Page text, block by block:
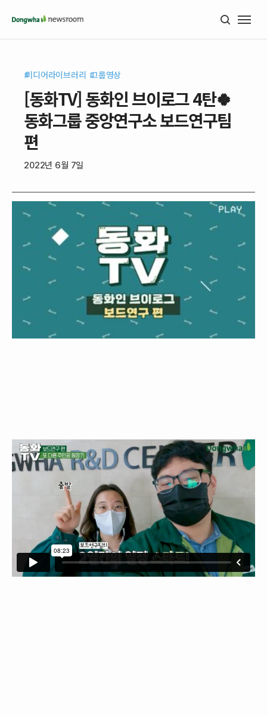
미디어라이브러리 그룹영상
[동화TV] 동화인 브이로그 4탄🍀
동화그룹 중앙연구소 보드연구팀
편
2022년 6월 7일